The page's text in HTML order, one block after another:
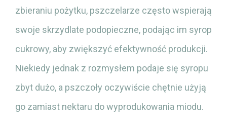
zbieraniu pożytku, pszczelarze często wspierają
swoje skrzydlate podopieczne, podając im syrop
cukrowy, aby zwiększyć efektywność produkcji.
Niekiedy jednak z rozmysłem podaje się syropu
zbyt dużo, a pszczoły oczywiście chętnie użyją
go zamiast nektaru do wyprodukowania miodu.